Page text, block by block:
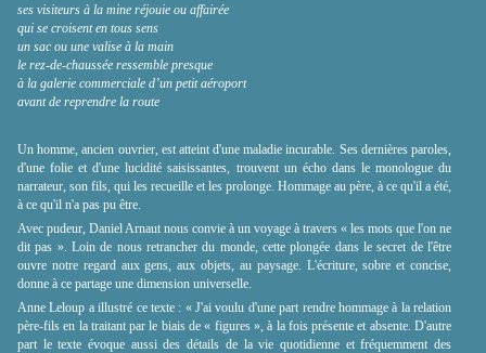
ses visiteurs à la mine réjouie ou affairée
qui se croisent en tous sens
un sac ou une valise à la main
le rez-de-chaussée ressemble presque
à la galerie commerciale d’un petit aéroport
avant de reprendre la route
Un homme, ancien ouvrier, est atteint d'une maladie incurable. Ses dernières paroles,
d'une folie et d'une lucidité saisissantes, trouvent un écho dans le monologue du
narrateur, son fils, qui les recueille et les prolonge. Hommage au père, à ce qu'il a été,
à ce qu'il n'a pas pu être.
Avec pudeur, Daniel Arnaut nous convie à un voyage à travers « les mots que l'on ne
dit pas ». Loin de nous retrancher du monde, cette plongée dans le secret de l'être
ouvre notre regard aux gens, aux objets, au paysage. L'écriture, sobre et concise,
donne à ce partage une dimension universelle.
Anne Leloup a illustré ce texte : « J'ai voulu d'une part rendre hommage à la relation
père-fils en la traitant par le biais de« figures », à la fois présente et absente. D'autre
part le texte évoque aussi des détails de la vie quotidienne et fréquemment des